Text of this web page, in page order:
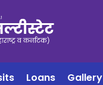
Loans Gallery